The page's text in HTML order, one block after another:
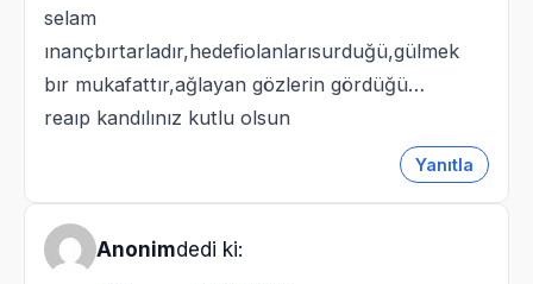
selam
ınançbırtarladır,hedefiolanlarısurduğü,gülmek
bır mukafattır,ağlayan gözlerin gördüğü…
reaıp kandılınız kutlu olsun
Yanıtla
Anonimdedi ki: